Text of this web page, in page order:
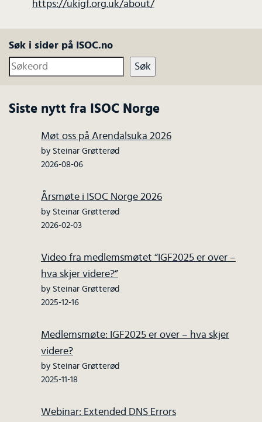
https://ukigf.org.uk/about/
Søk i sider på ISOC.no
Søk
Siste nytt fra ISOC Norge
Møt oss på Arendalsuka 2026
by Steinar Grøtterød
2026-08-06
Årsmøte i ISOC Norge 2026
by Steinar Grøtterød
2026-02-03
Video fra medlemsmøtet “IGF2025 er over –
hva skjer videre?”
by Steinar Grøtterød
2025-12-16
Medlemsmøte: IGF2025 er over – hva skjer
videre?
by Steinar Grøtterød
2025-11-18
Webinar: Extended DNS Errors